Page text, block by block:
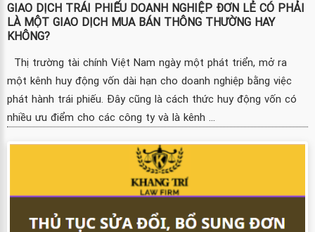
GIAO DỊCH TRÁI PHIẾU DOANH NGHIỆP ĐƠN LẺ CÓ PHẢI
LÀ MỘT GIAO DỊCH MUA BÁN THÔNG THƯỜNG HAY
KHÔNG?
Thị trường tài chính Việt Nam ngày một phát triển, mở ra
một kênh huy động vốn dài hạn cho doanh nghiệp bằng việc
phát hành trái phiếu. Đây cũng là cách thức huy động vốn có
nhiều ưu điểm cho các công ty và là kênh ...